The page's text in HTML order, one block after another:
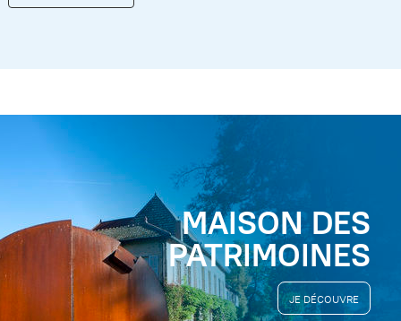
MAISON DES
PATRIMOINES
JE DÉCOUVRE